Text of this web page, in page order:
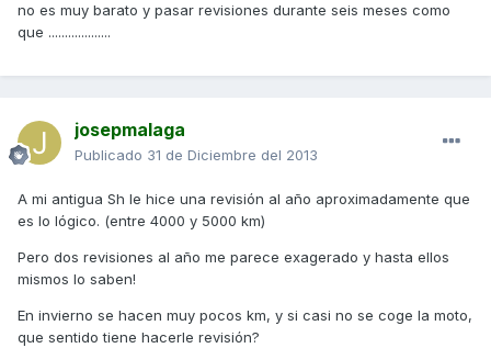
no es muy barato y pasar revisiones durante seis meses como
que ...................
josepmalaga
Publicado 31 de Diciembre del 2013
A mi antigua Sh le hice una revisión al año aproximadamente que
es lo lógico. (entre 4000 y 5000 km)
Pero dos revisiones al año me parece exagerado y hasta ellos
mismos lo saben!
En invierno se hacen muy pocos km, y si casi no se coge la moto,
que sentido tiene hacerle revisión?